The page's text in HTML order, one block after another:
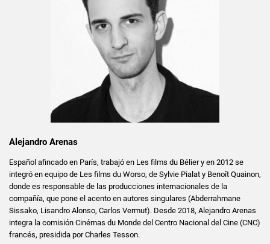
Alejandro Arenas
Español afincado en París, trabajó en Les films du Bélier y en 2012 se
integró en equipo de Les films du Worso, de Sylvie Pialat y Benoît Quainon,
donde es responsable de las producciones internacionales de la
compañía, que pone el acento en autores singulares (Abderrahmane
Sissako, Lisandro Alonso, Carlos Vermut). Desde 2018, Alejandro Arenas
integra la comisión Cinémas du Monde del Centro Nacional del Cine (CNC)
francés, presidida por Charles Tesson.